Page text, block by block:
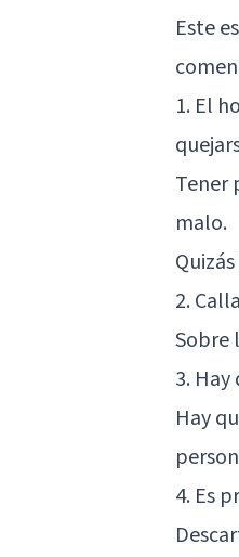
Este
1. El
Tener
malo.
2.
Sobre
3.
Hay
4. Es